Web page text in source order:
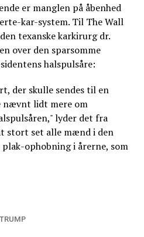
er manglen på åbenhed
kar-system. Til The Wall
texanske karkirurg dr.
over den sparsomme
halspulsåre:
der skulle sendes til en
nævnt lidt mere om
lyder det fra
stort set alle mænd i den
ophobning i årerne, som